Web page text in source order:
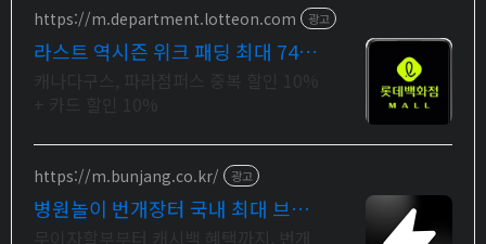
https://m.department.lotteon.com 광고
라스트 역시즌 위크 패딩 최대 74%
https://m.bunjang.co.kr/ 광고
병원놀이 번개장터 국내 최대 브랜